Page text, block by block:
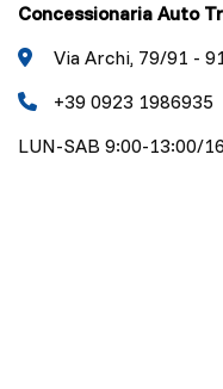
Concessionaria Auto
Via Archi, 79/91 -
+39 0923 1986935
LUN-SAB 9:00-13:00/